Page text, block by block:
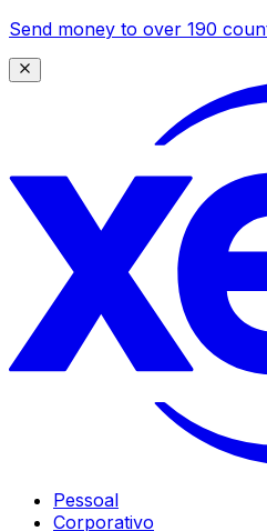
Send money to over 190
Pessoal
Corporativo